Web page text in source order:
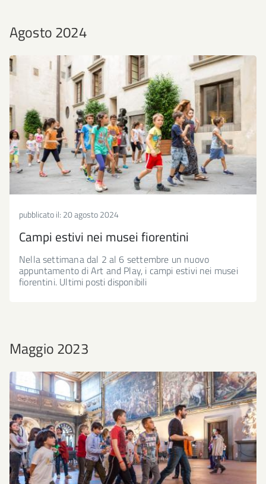
Agosto 2024
pubblicato il: 20 agosto 2024
Campi estivi nei musei fiorentini
Nella settimana dal 2 al 6 settembre un nuovo
appuntamento di Art and Play, i campi estivi nei musei
fiorentini. Ultimi posti disponibili
Maggio 2023